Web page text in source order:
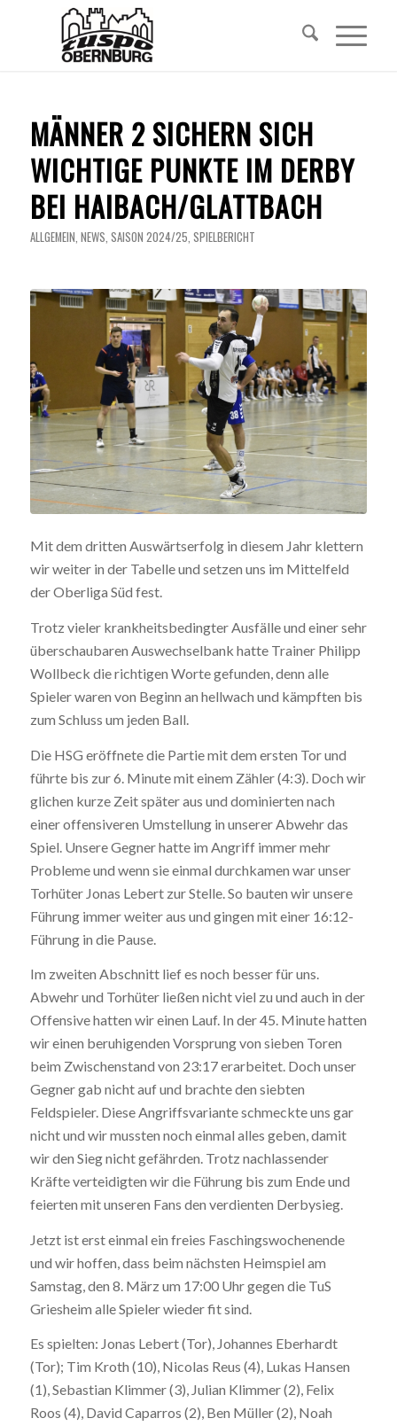
MÄNNER 2 SICHERN SICH
WICHTIGE PUNKTE IM DERBY
BEI HAIBACH/GLATTBACH
ALLGEMEIN, NEWS, SAISON 2024/25, SPIELBERICHT
Mit dem dritten Auswärtserfolg in diesem Jahr klettern
wir weiter in der Tabelle und setzen uns im Mittelfeld
der Oberliga Süd fest.
Trotz vieler krankheitsbedingter Ausfälle und einer sehr
überschaubaren Auswechselbank hatte Trainer Philipp
Wollbeck die richtigen Worte gefunden, denn alle
Spieler waren von Beginn an hellwach und kämpften bis
zum Schluss um jeden Ball.
Die HSG eröffnete die Partie mit dem ersten Tor und
führte bis zur 6. Minute mit einem Zähler (4:3). Doch wir
glichen kurze Zeit später aus und dominierten nach
einer offensiveren Umstellung in unserer Abwehr das
Spiel. Unsere Gegner hatte im Angriff immer mehr
Probleme und wenn sie einmal durchkamen war unser
Torhüter Jonas Lebert zur Stelle. So bauten wir unsere
Führung immer weiter aus und gingen mit einer 16:12-
Führung in die Pause.
Im zweiten Abschnitt lief es noch besser für uns.
Abwehr und Torhüter ließen nicht viel zu und auch in der
Offensive hatten wir einen Lauf. In der 45. Minute hatten
wir einen beruhigenden Vorsprung von sieben Toren
beim Zwischenstand von 23:17 erarbeitet. Doch unser
Gegner gab nicht auf und brachte den siebten
Feldspieler. Diese Angriffsvariante schmeckte uns gar
nicht und wir mussten noch einmal alles geben, damit
wir den Sieg nicht gefährden. Trotz nachlassender
Kräfte verteidigten wir die Führung bis zum Ende und
feierten mit unseren Fans den verdienten Derbysieg.
Jetzt ist erst einmal ein freies Faschingswochenende
und wir hoffen, dass beim nächsten Heimspiel am
Samstag, den 8. März um 17:00 Uhr gegen die TuS
Griesheim alle Spieler wieder fit sind.
Es spielten: Jonas Lebert (Tor), Johannes Eberhardt
(Tor); Tim Kroth (10), Nicolas Reus (4), Lukas Hansen
(1), Sebastian Klimmer (3), Julian Klimmer (2), Felix
Roos (4), David Caparros (2), Ben Müller (2), Noah